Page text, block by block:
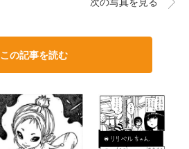
この記事を読む